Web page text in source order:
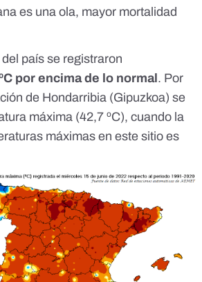
es una ola, mayor mortalidad
país se registraron
por encima de lo normal. Por
de Hondarribia (Gipuzkoa) se
máxima (42,7 ºC), cuando la
máximas en este sitio es